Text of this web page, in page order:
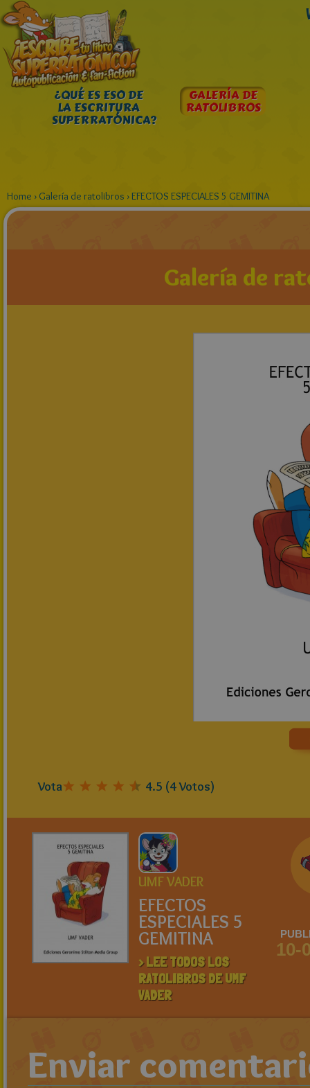
¿QUÉ ES ESO DE
LA ESCRITURA
SUPERRATÓNICA?
GALERÍA DE
RATOLIBROS
Home › Galería de ratolibros ›EFECTOS ESPECIALES 5 GEMITINA
Galería de
Vota 4.5 (4Votos)
UMF VADER
EFECTOS
ESPECIALES 5
GEMITINA
> LEE TODOS LOS
RATOLIBROS DE UMF
VADER
10-
Enviar